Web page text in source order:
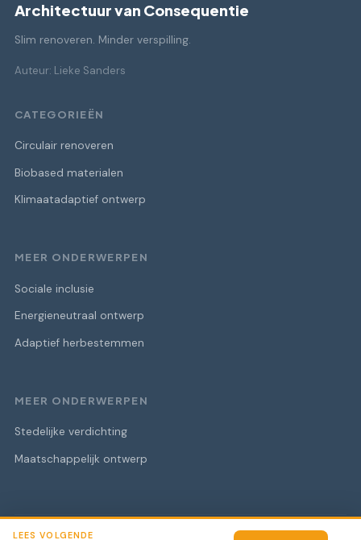
Architectuur van Consequentie
Slim renoveren. Minder verspilling.
Auteur: Lieke Sanders
CATEGORIEËN
Circulair renoveren
Biobased materialen
Klimaatadaptief ontwerp
MEER ONDERWERPEN
Sociale inclusie
Energieneutraal ontwerp
Adaptief herbestemmen
MEER ONDERWERPEN
Stedelijke verdichting
Maatschappelijk ontwerp
LEES VOLGENDE